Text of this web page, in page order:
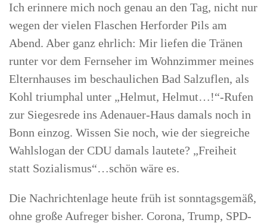
Ich erinnere mich noch genau an den Tag, nicht nur
wegen der vielen Flaschen Herforder Pils am
Abend. Aber ganz ehrlich: Mir liefen die Tränen
runter vor dem Fernseher im Wohnzimmer meines
Elternhauses im beschaulichen Bad Salzuflen, als
Kohl triumphal unter „Helmut, Helmut…!“-Rufen
zur Siegesrede ins Adenauer-Haus damals noch in
Bonn einzog. Wissen Sie noch, wie der siegreiche
Wahlslogan der CDU damals lautete? „Freiheit
statt Sozialismus“…schön wäre es.
Die Nachrichtenlage heute früh ist sonntagsgemäß,
ohne große Aufreger bisher. Corona, Trump, SPD-